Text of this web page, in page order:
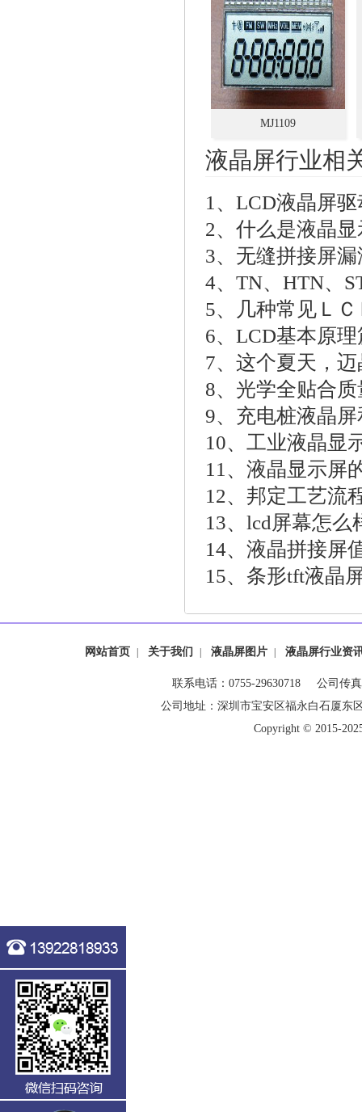
MJ1109
液晶屏行业相
1、 LCD液晶屏
2、 什么是液晶
3、 无缝拼接屏
4、 TN、HTN、
5、
几种常见Ｌ
6、 LCD基本原理
7、 这个夏天，
8、 光学全贴合
9、 充电桩液晶
10、 工业液晶显
11、 液晶显示屏
12、 邦定工艺流
13、 lcd屏幕怎么
14、 液晶拼接屏
15、 条形tft液晶
网站首页 关于我们 液晶屏图片 液晶屏行业资
联系电话：0755-29630718 公司传
公司地址：深圳市宝安区福永白石厦
Copyright © 2015-